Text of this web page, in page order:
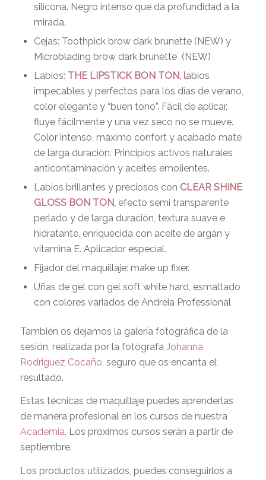
silicona. Negro intenso que da profundidad a la
mirada.
Cejas: Toothpick brow dark brunette (NEW) y
Microblading brow dark brunette (NEW)
Labios: THE LIPSTICK BON TON, labios
impecables y perfectos para los días de verano,
color elegante y “buen tono”. Fácil de aplicar,
fluye fácilmente y una vez seco no se mueve.
Color intenso, máximo confort y acabado mate
de larga duración. Principios activos naturales
anticontaminación y aceites emolientes.
Labios brillantes y preciosos con CLEAR SHINE
GLOSS BON TON, efecto semi transparente
perlado y de larga duración, textura suave e
hidratante, enriquecida con aceite de argán y
vitamina E. Aplicador especial.
Fijador del maquillaje: make up fixer.
Uñas de gel con gel soft white hard, esmaltado
con colores variados de Andreia Professional
También os dejamos la galería fotográfica de la
sesión, realizada por la fotógrafa Johanna
Rodriguez Cocaño, seguro que os encanta el
resultado.
Estas técnicas de maquillaje puedes aprenderlas
de manera profesional en los cursos de nuestra
Academia. Los próximos cursos serán a partir de
septiembre.
Los productos utilizados, puedes conseguirlos a